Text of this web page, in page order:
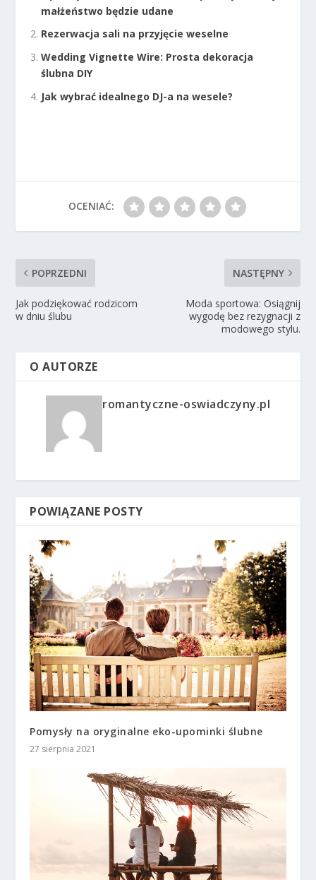
małżeństwo będzie udane
Rezerwacja sali na przyjęcie weselne
Wedding Vignette Wire: Prosta dekoracja
ślubna DIY
Jak wybrać idealnego DJ-a na wesele?
OCENIAĆ:
POPRZEDNI
Jak podziękować rodzicom
w dniu ślubu
NASTĘPNY
Moda sportowa: Osiągnij
wygodę bez rezygnacji z
modowego stylu.
O AUTORZE
romantyczne-oswiadczyny.pl
POWIĄZANE POSTY
Pomysły na oryginalne eko-upominki ślubne
27 sierpnia 2021